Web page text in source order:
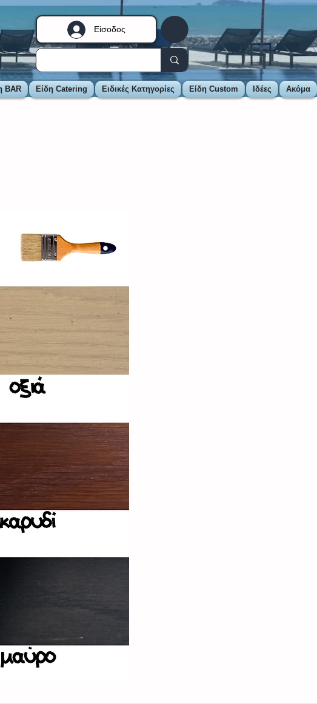
Είσοδος
BAR Είδη Catering Ειδικές Κατηγορίες Είδη Custom Ιδέες Ακόμα